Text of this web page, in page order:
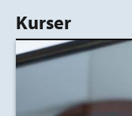
Kurser